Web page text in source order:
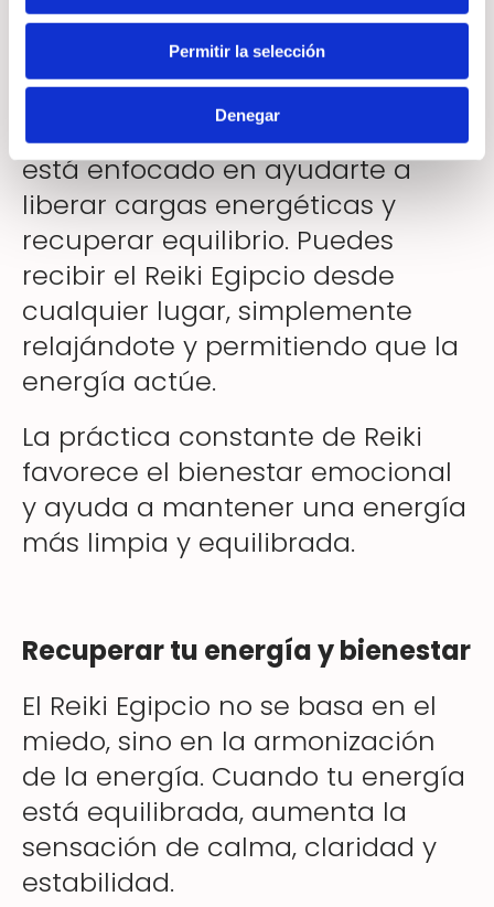
Permitir la selección
Denegar
Envío de Reiki a distancia para
limpieza profunda
Este envío de Reiki a distancia
está enfocado en ayudarte a
liberar cargas energéticas y
recuperar equilibrio. Puedes
recibir el Reiki Egipcio desde
cualquier lugar, simplemente
relajándote y permitiendo que la
energía actúe.
La práctica constante de Reiki
favorece el bienestar emocional
y ayuda a mantener una energía
más limpia y equilibrada.
Recuperar tu energía y bienestar
El Reiki Egipcio no se basa en el
miedo, sino en la armonización
de la energía. Cuando tu energía
está equilibrada, aumenta la
sensación de calma, claridad y
estabilidad.